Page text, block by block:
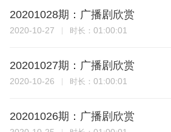
20201028期：广播剧欣赏
2020-10-27 时长： 01:00:01
20201027期：广播剧欣赏
2020-10-26 时长： 01:00:01
20201026期：广播剧欣赏